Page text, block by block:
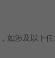
如涉及以下